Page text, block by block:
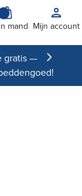
mand Mijn account
gratis —